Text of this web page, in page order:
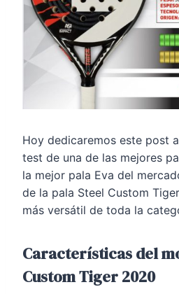
Hoy dedicaremos este post
test de una de las mejores
la mejor pala Eva del
de la pala Steel Custom
más versátil de toda la
Características del
Custom Tiger 2020